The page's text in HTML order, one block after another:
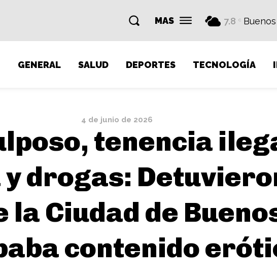
MAS 7.8 C
GENERAL SALUD DEPORTES TECNOLOGÍA
4 de junio de 2026
tenencia
drogas:
la Ciudad de
contenido